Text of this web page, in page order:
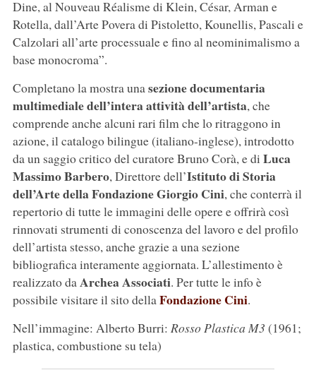
Dine, al Nouveau Réalisme di Klein, César, Arman e
Rotella, dall’Arte Povera di Pistoletto, Kounellis, Pascali e
Calzolari all’arte processuale e fino al neominimalismo a
base monocroma”.
Completano la mostra unasezione documentaria
multimediale dell’intera attività dell’artista, che
comprende anche alcuni rari film che lo ritraggono in
azione, il catalogo bilingue (italiano-inglese), introdotto
da un saggio critico del curatore Bruno Corà, e di Luca
Massimo Barbero, Direttore dell’Istituto di Storia
dell’Arte della Fondazione Giorgio Cini, che conterrà il
repertorio di tutte le immagini delle opere e offrirà così
rinnovati strumenti di conoscenza del lavoro e del profilo
dell’artista stesso, anche grazie a una sezione
bibliografica interamente aggiornata. L’allestimento è
realizzato daArchea Associati. Per tutte le info è
possibile visitare il sito dellaFondazione Cini.
Nell’immagine: Alberto Burri: Rosso Plastica M3 (1961;
plastica, combustione su tela)